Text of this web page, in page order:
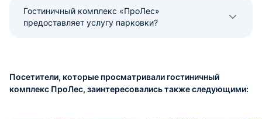
Гостиничный комплекс «ПроЛес»
предоставляет услугу парковки?
Посетители, которые просматривали гостиничный
комплекс ПроЛес, заинтересовались также следующими: